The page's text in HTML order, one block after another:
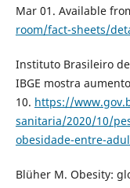
Mar 01. Available
room/fact-sheets/
Instituto Brasileiro
IBGE mostra
10. https://
sanitaria/2020/10/
obesidade-entre-
Blüher M. Obesity: